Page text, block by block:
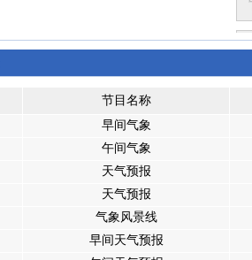
节目名称
早间气象
午间气象
天气预报
天气预报
气象风景线
早间天气预报